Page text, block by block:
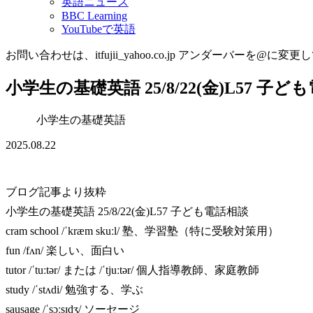
BBC Learning
YouTubeで英語
お問い合わせは、itfujii_yahoo.co.jp アンダーバーを@に変更し
小学生の基礎英語 25/8/22(金)L57 子ど
小学生の基礎英語
2025.08.22
ブログ記事より抜粋
小学生の基礎英語 25/8/22(金)L57 子ども電話相談
cram school /ˈkræm skuːl/ 塾、学習塾（特に受験対策用）
fun /fʌn/ 楽しい、面白い
tutor /ˈtuːtər/ または /ˈtjuːtər/ 個人指導教師、家庭教師
study /ˈstʌdi/ 勉強する、学ぶ
sausage /ˈsɔːsɪdʒ/ ソーセージ